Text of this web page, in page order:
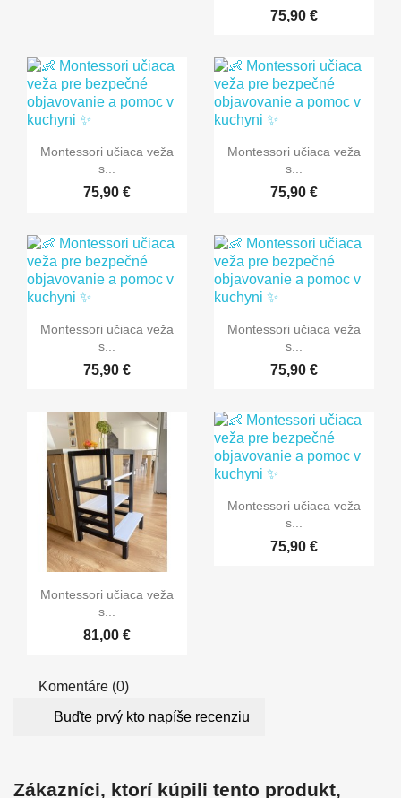
75,90 €
 Rýchly náhľad
Montessori učiaca veža
s...
75,90 €
 Rýchly náhľad
Montessori učiaca veža
s...
75,90 €
 Rýchly náhľad
Montessori učiaca veža
s...
75,90 €
 Rýchly náhľad
Montessori učiaca veža
s...
75,90 €
 Rýchly náhľad
Montessori učiaca veža
s...
81,00 €
 Rýchly náhľad
Montessori učiaca veža
s...
75,90 €
Komentáre (0)
Buďte prvý kto napíše recenziu
Zákazníci, ktorí kúpili tento produkt,